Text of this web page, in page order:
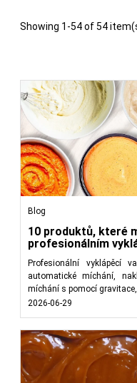
Showing 1-54 of 54
Blog
10 produktů, které
profesionálním
Profesionální vyklápěcí
automatické míchání,
míchání s pomocí
2026-06-29